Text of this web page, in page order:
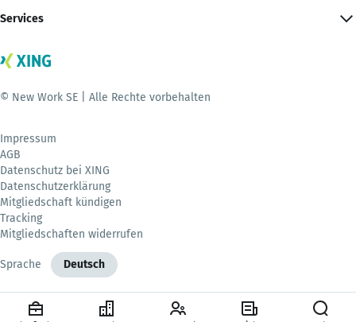
Services
© New Work SE | Alle Rechte vorbehalten
Impressum
AGB
Datenschutz bei XING
Datenschutzerklärung
Mitgliedschaft kündigen
Tracking
Mitgliedschaften widerrufen
Sprache Deutsch